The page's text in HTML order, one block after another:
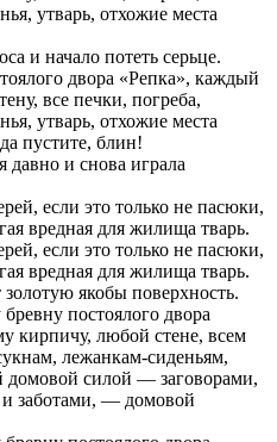
утварь, отхожие места
и начало потеть серьце.
двора «Репка», каждый
все печки, погреба,
утварь, отхожие места
пустите, блин!
давно и снова играла
если это только не пасюки,
вредная для жилища тварь.
если это только не пасюки,
вредная для жилища тварь.
якобы поверхность.
постоялого двора
кирпичу, любой стене, всем
лежанкам-сиденьям,
домовой силой — заговорами,
заботами, — домовой